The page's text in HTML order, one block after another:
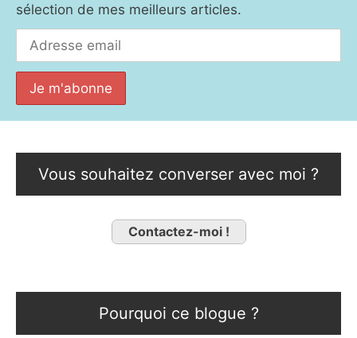
sélection de mes meilleurs articles.
Vous souhaitez converser avec moi ?
Contactez-moi !
Pourquoi ce blogue ?